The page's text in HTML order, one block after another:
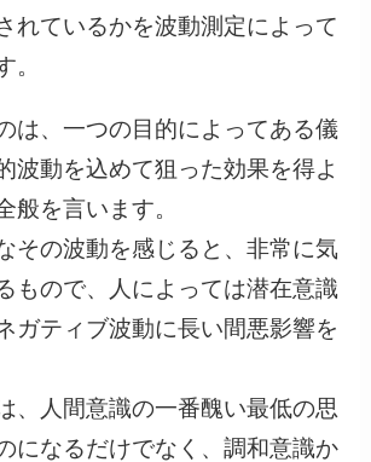
れているかを波動測定によって
。
は、一つの目的によってある儀
波動を込めて狙った効果を得よ
般を言います。
その波動を感じると、非常に気
もので、人によっては潜在意識
ガティブ波動に長い間悪影響を
、人間意識の一番醜い最低の思
になるだけでなく、調和意識か